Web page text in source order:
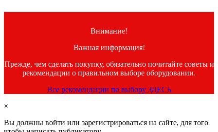
Внимание!
Важная информация!
Прежде, чем сделать покупку, обязательно почитайте советы и
рекомендации о правильном выборе оборудовании.
Все рекомендации по выбору ЗДЕСЬ
×
Вы должны войти или зарегистрироваться на сайте, для того